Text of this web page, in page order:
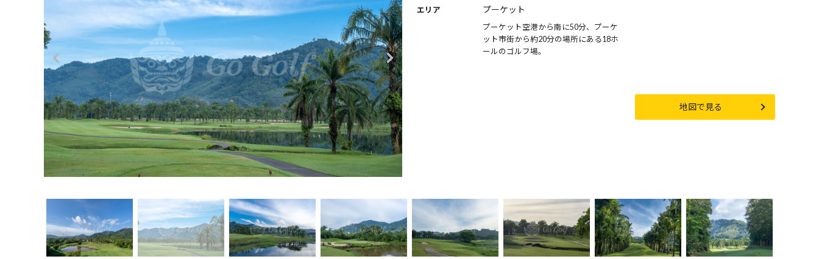
エリア プーケット
プーケット空港から南に50分、プーケ
ット市街から約20分の場所にある18ホ
ールのゴルフ場。
地図で見る